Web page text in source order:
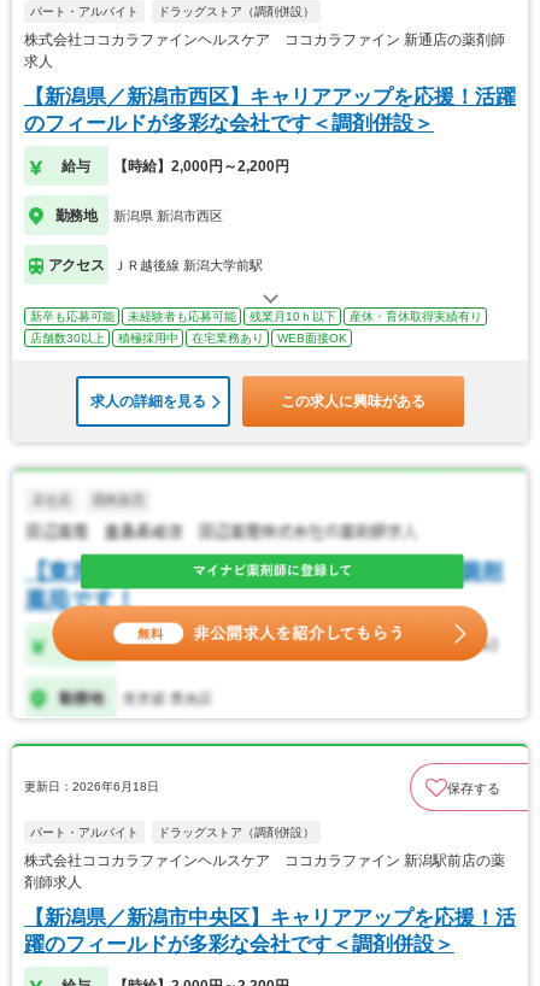
パート・アルバイト ドラッグストア（調剤併設）
株式会社ココカラファインヘルスケア ココカラファイン 新通店の薬剤師
求人
【新潟県／新潟市西区】キャリアアップを応援！活躍
のフィールドが多彩な会社です＜調剤併設＞
給与 【時給】2,000円～2,200円
勤務地 新潟県 新潟市西区
アクセス ＪＲ越後線 新潟大学前駅
新卒も応募可能 未経験者も応募可能 残業月10ｈ以下
産休・育休取得実績有り
店舗数30以上
積極採用中 在宅業務あり WEB面接OK
求人の詳細を見る この求人に興味がある
更新日：2026年6月18日 保存する
パート・アルバイト ドラッグストア（調剤併設）
株式会社ココカラファインヘルスケア ココカラファイン 新潟駅前店の薬
剤師求人
【新潟県／新潟市中央区】キャリアアップを応援！活
躍のフィールドが多彩な会社です＜調剤併設＞